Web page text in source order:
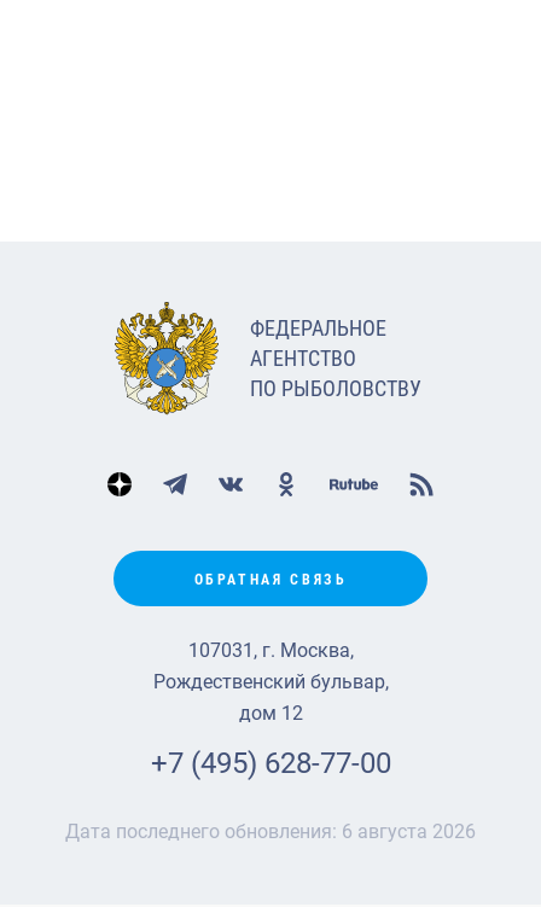
ФЕДЕРАЛЬНОЕ
АГЕНТСТВО
ПО РЫБОЛОВСТВУ
ОБРАТНАЯ СВЯЗЬ
107031, г. Москва,
Рождественский бульвар,
дом 12
+7 (495) 628-77-00
Дата последнего обновления: 6 августа 2026